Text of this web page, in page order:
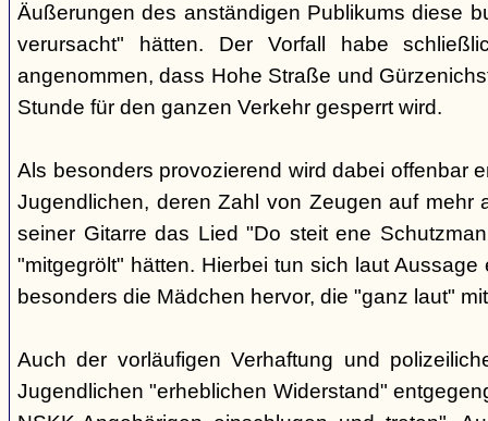
Äußerungen des anständigen Publikums diese
verursacht" hätten. Der Vorfall habe
angenommen, dass Hohe Straße und
Stunde für den ganzen Verkehr gesperrt wird.
Als besonders provozierend wird dabei offenbar
Jugendlichen, deren Zahl von Zeugen auf mehr
seiner Gitarre das Lied "Do steit ene
"mitgegrölt" hätten. Hierbei tun sich laut
besonders die Mädchen hervor, die "ganz laut"
Auch der vorläufigen Verhaftung und
Jugendlichen "erheblichen Widerstand"